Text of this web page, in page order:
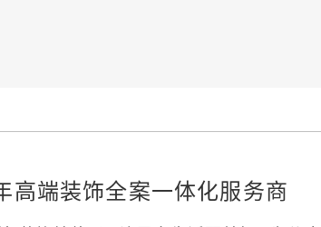
高端装饰全案一体化服务商